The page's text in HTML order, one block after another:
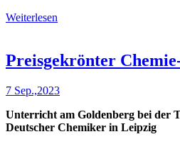
Weiterlesen
Preisgekrönter
7 Sep.,2023
Unterricht am Goldenberg bei der
Deutscher Chemiker in Leipzig